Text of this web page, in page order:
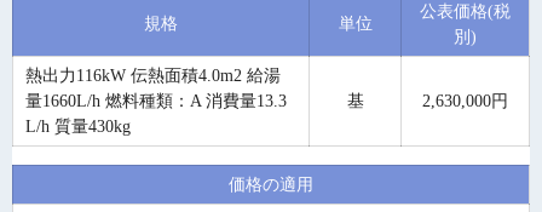
規格 単位
公表価格(税
別)
熱出力116kW 伝熱面積4.0m2 給湯
量1660L/h 燃料種類：A 消費量13.3
L/h 質量430kg
基 2,630,000円
価格の適用